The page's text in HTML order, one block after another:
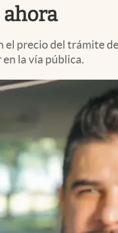
ahora
precio del trámite
la vía pública.